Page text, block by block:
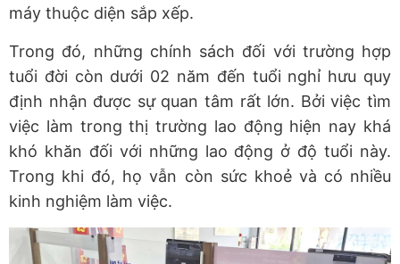
máy thuộc diện sắp xếp.
Trong đó, những chính sách đối với trường hợp
tuổi đời còn dưới 02 năm đến tuổi nghỉ hưu quy
định nhận được sự quan tâm rất lớn. Bởi việc tìm
việc làm trong thị trường lao động hiện nay khá
khó khăn đối với những lao động ở độ tuổi này.
Trong khi đó, họ vẫn còn sức khoẻ và có nhiều
kinh nghiệm làm việc.